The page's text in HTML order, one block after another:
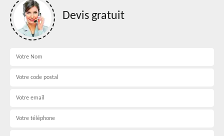
Devis gratuit